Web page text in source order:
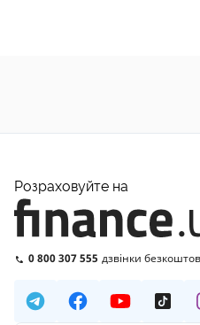
Розраховуйте на
0 800 307 555 дзвінки